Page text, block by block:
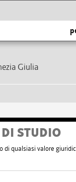
Giulia
STUDIO
qualsiasi valore